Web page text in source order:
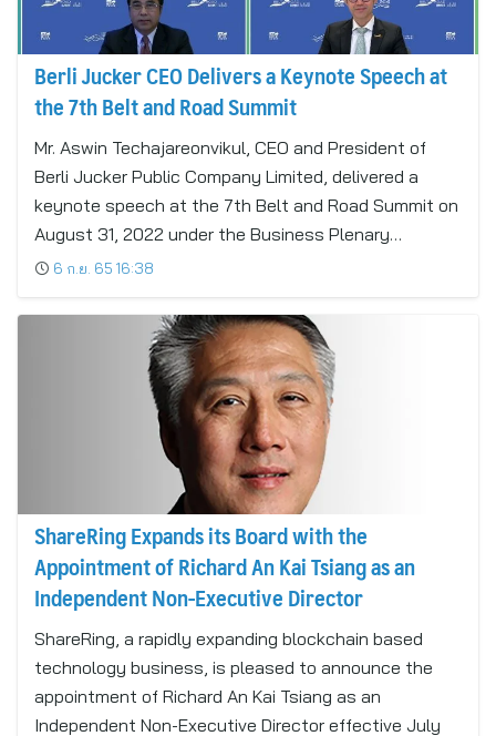
Berli Jucker CEO Delivers a Keynote Speech at
the 7th Belt and Road Summit
Mr. Aswin Techajareonvikul, CEO and President of
Berli Jucker Public Company Limited, delivered a
keynote speech at the 7th Belt and Road Summit on
August 31, 2022 under the Business Plenary…
6 ก.ย. 65 16:38
ShareRing Expands its Board with the
Appointment of Richard An Kai Tsiang as an
Independent Non-Executive Director
ShareRing, a rapidly expanding blockchain based
technology business, is pleased to announce the
appointment of Richard An Kai Tsiang as an
Independent Non-Executive Director effective July